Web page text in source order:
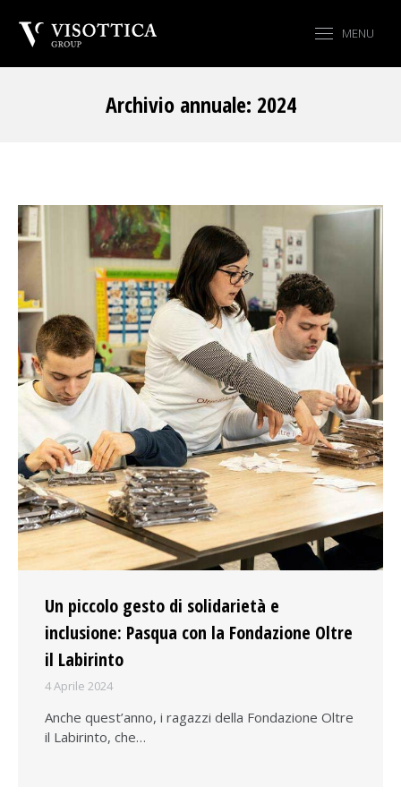
MENU
Archivio annuale: 2024
Un piccolo gesto di solidarietà e
inclusione: Pasqua con la Fondazione Oltre
il Labirinto
4 Aprile 2024
Anche quest’anno, i ragazzi della Fondazione Oltre
il Labirinto, che…